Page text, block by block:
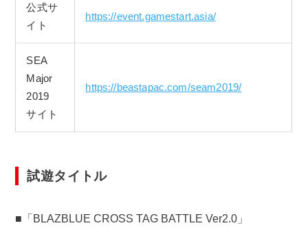
公式サ
イト
https://event.gamestart.asia/
SEA
Major
2019
サイト
https://beastapac.com/seam2019/
試遊タイトル
■「BLAZBLUE CROSS TAG BATTLE Ver2.0」